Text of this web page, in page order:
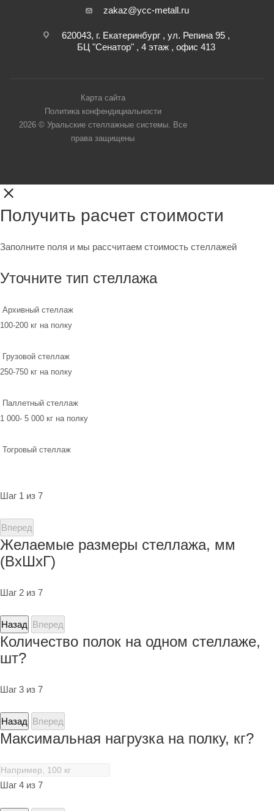
zakaz@ycc-metall.ru
620043, г. Екатеринбург , ул. Репина 95 ,
БЦ "Сенатор" , 4 этаж , офис 413
Карта сайта
Политика конфендициальности
2026 © Уральские стеллажные системы. Все
права защищены
Получить расчет стоимости
Заполните поля и мы рассчитаем стоимость стеллажей
Уточните тип стеллажа
Архивный стеллаж
100-200 кг на полку
Грузовой стеллаж
250-750 кг на полку
Паллетный стеллаж
1 000- 5 000 кг на полку
Тогровый стеллаж
Шаг 1 из 7
Вперед
Желаемые размеры стеллажа, мм
(ВхШхГ)
Шаг 2 из 7
Назад Вперед
Количество полок на одном стеллаже,
шт?
Шаг 3 из 7
Назад Вперед
Максимальная нагрузка на полку, кг?
Шаг 4 из 7